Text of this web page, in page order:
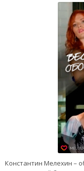
Константин Мелехин –